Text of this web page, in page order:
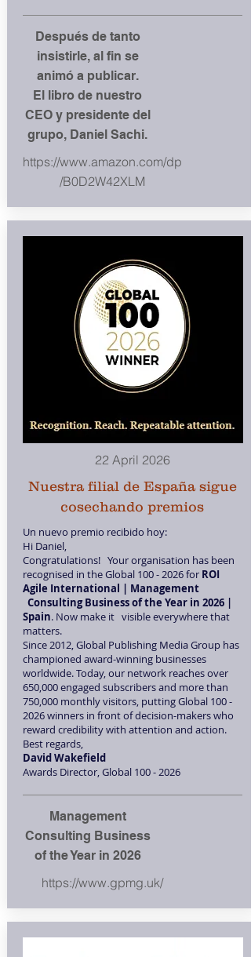
Después de tanto
insistirle, al fin se
animó a publicar.
El libro de nuestro
CEO y presidente del
grupo, Daniel Sachi.
https://www.amazon.com/dp
/B0D2W42XLM
22 April 2026
Nuestra filial de España sigue
cosechando premios
Un nuevo premio recibido hoy:
Hi Daniel,
Congratulations! Your organisation has been
recognised in the Global 100 - 2026for ROI
Agile International | Management
Consulting Business of the Year in 2026 |
Spain. Now make it visible everywhere that
matters.
Since 2012, Global Publishing Media Group has
championed award-winning businesses
worldwide. Today, our network reaches over
650,000 engaged subscribers and more than
750,000 monthly visitors, putting Global 100 -
2026winners in front of decision-makers who
reward credibility with attention and action.
Best regards,
David Wakefield
Awards Director, Global 100 - 2026
Management
Consulting Business
of the Year in 2026
https://www.gpmg.uk/